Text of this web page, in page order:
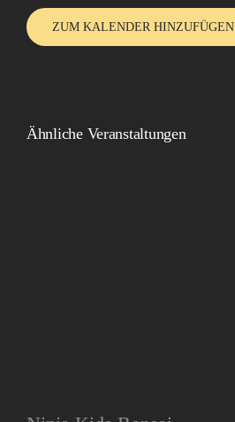
ZUM KALENDER HINZUFÜGEN
Ähnliche Veranstaltungen